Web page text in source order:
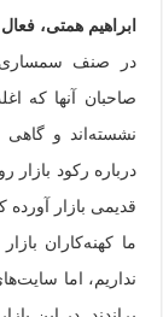
ابراهیم همتی،
در صنف سمساری
صاحبان آنها که
نشسته‌اند و
درباره رکود بازار
قدیمی بازار
ما کهنه‌کاران
نداریم، اما